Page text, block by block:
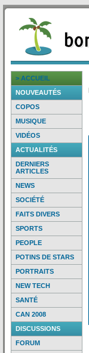
> ACCUEIL
NOUVEAUTÉS
COPOS
MUSIQUE
VIDÉOS
ACTUALITÉS
DERNIERS
ARTICLES
NEWS
SOCIÉTÉ
FAITS DIVERS
SPORTS
PEOPLE
POTINS DE STARS
PORTRAITS
NEW TECH
SANTÉ
CAN 2008
DISCUSSIONS
FORUM